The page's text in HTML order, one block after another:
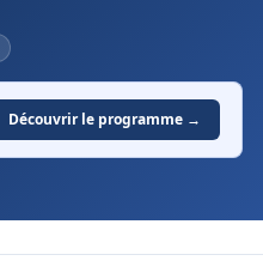
Découvrir le programme →